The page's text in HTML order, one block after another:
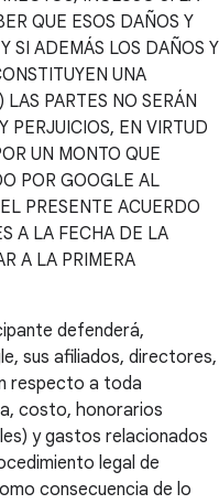
QUE ESOS DAÑOS Y
SI ADEMÁS LOS DAÑOS Y
UNA
PARTES NO SERÁN
PERJUICIOS, EN VIRTUD
UN MONTO QUE
POR GOOGLE AL
PRESENTE ACUERDO
A LA FECHA DE LA
A LA PRIMERA
defenderá,
sus afiliados, directores,
respecto a toda
costo, honorarios
y gastos relacionados
legal de
consecuencia de lo